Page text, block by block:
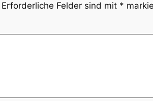
Erforderliche Felder sind mit *